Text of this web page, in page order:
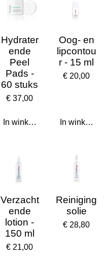
Hydrater
ende
Peel
Pads -
60 stuks
€ 37,00
In winkelwagen
Oog- en
lipcontou
r - 15 ml
€ 20,00
In
Verzacht
ende
lotion -
150 ml
€ 21,00
Reiniging
solie
€ 28,80